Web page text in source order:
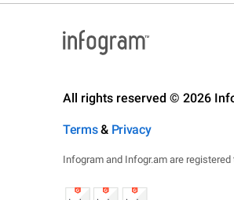
All rights reserved © 2026
Terms& Privacy
Infogram and Infogr.am are